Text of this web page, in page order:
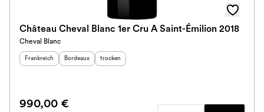
Château Cheval Blanc 1er Cru A Saint-Émilion 2018
Cheval Blanc
Herkunftsland
Frankreich Herkunftsregion:
Bordeaux Geschmack
trocken
990,00 €